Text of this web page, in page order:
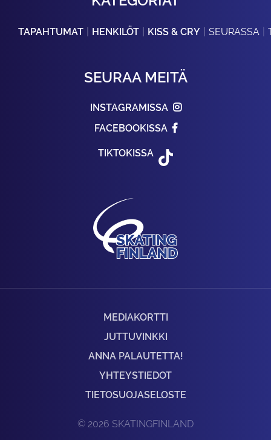
TAPAHTUMAT HENKILÖT KISS & CRY SEURASSA
SEURAA MEITÄ
INSTAGRAMISSA
FACEBOOKISSA
TIKTOKISSA
MEDIAKORTTI
JUTTUVINKKI
ANNA PALAUTETTA!
YHTEYSTIEDOT
TIETOSUOJASELOSTE
© 2026 SKATINGFINLAND